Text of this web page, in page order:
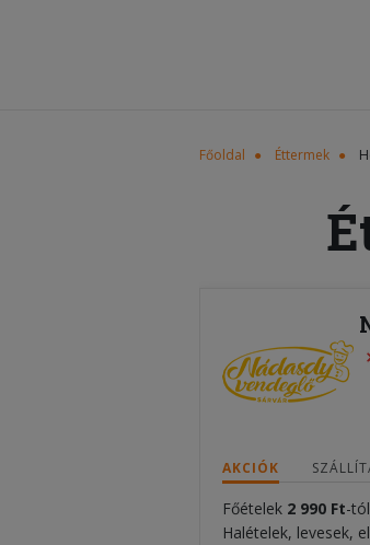
Főoldal Éttermek
AKCIÓK
Főételek 2 990 Ft-
Halételek, levesek,